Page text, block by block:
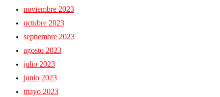
noviembre 2023
octubre 2023
septiembre 2023
agosto 2023
julio 2023
junio 2023
mayo 2023